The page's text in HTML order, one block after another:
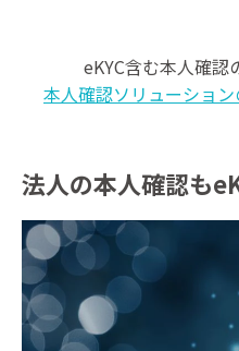
eKYC含む本人確認
本人確認ソリューショ
法人の本人確認も